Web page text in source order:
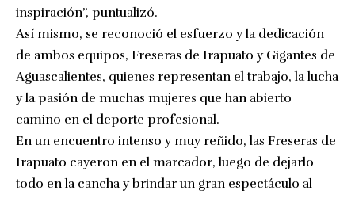
inspiración”, puntualizó.
Así mismo, se reconoció el esfuerzo y la dedicación
de ambos equipos, Freseras de Irapuato y Gigantes de
Aguascalientes, quienes representan el trabajo, la lucha
y la pasión de muchas mujeres que han abierto
camino en el deporte profesional.
En un encuentro intenso y muy reñido, las Freseras de
Irapuato cayeron en el marcador, luego de dejarlo
todo en la cancha y brindar un gran espectáculo al